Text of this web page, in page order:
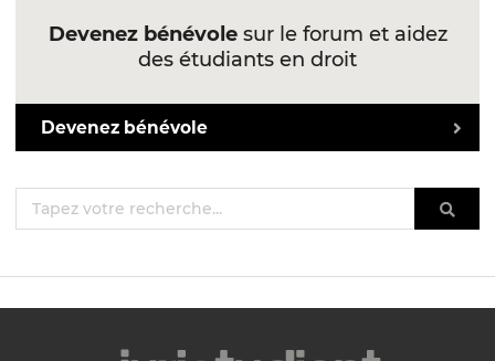
Devenez bénévolesur le forum et aidez
des étudiants en droit
Devenez bénévole